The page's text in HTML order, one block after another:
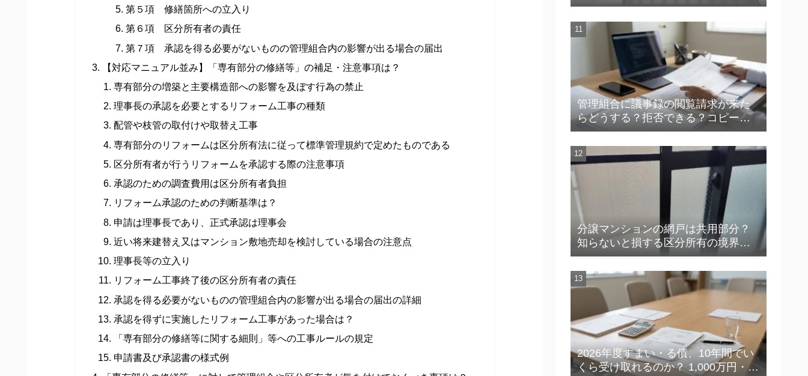
第５項 修繕箇所への立入り
第６項 区分所有者の責任
第７項 承認を得る必要がないものの管理組合内の影響が出る場合の届出
【対応マニュアル並み】「専有部分の修繕等」の補足・注意事項は？
専有部分の増築と主要構造部への影響を及ぼす行為の禁止
理事長の承認を必要とするリフォーム工事の種類
配管や枝管の取付けや取替え工事
専有部分のリフォームは区分所有法に従って標準管理規約で定めたものである
区分所有者が行うリフォームを承認する際の注意事項
承認のための調査費用は区分所有者負担
リフォーム承認のための判断基準は？
申請は理事長であり、正式承認は理事会
近い将来建替え又はマンション敷地売却を検討している場合の注意点
理事長等の立入り
リフォーム工事終了後の区分所有者の責任
承認を得る必要がないものの管理組合内の影響が出る場合の届出の詳細
承認を得ずに実施したリフォーム工事があった場合は？
「専有部分の修繕等に関する細則」等への工事ルールの規定
申請書及び承認書の様式例
実務ポイント【連絡不能・災害対応
で困らないために】
管理組合に議事録の閲覧請求が来た
らどうする？拒否できる？コピー対
応の実務を解説
分譲マンションの網戸は共用部分？
知らないと損する区分所有の境界線
【YouTube解説付き】
2026年度すまい・る債、10年間でい
くら受け取れるのか？ 1,000万円・1